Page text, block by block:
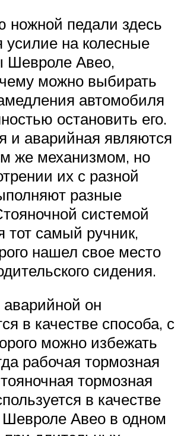
педали здесь
усилие на колесные
Шевроле Авео,
можно выбирать
автомобиля
остановить его.
и аварийная являются
же механизмом, но
их с разной
разные
системой
тот самый ручник,
нашел свое место
сидения.
аварийной он
в качестве способа, с
можно избежать
рабочая тормозная
тормозная
в качестве
Шевроле Авео в одном